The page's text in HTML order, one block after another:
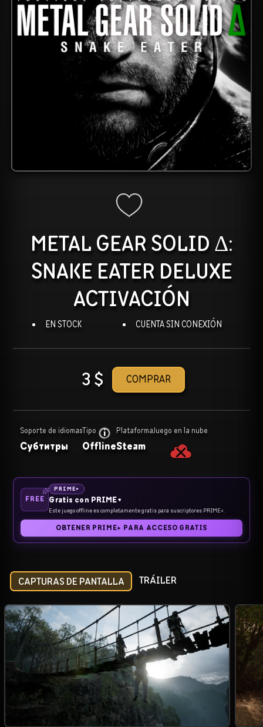
METAL GEAR SOLID Δ:
SNAKE EATER DELUXE
ACTIVACIÓN
EN STOCK CUENTA SIN CONEXIÓN
COMPRAR
3 $
Soporte de idiomas
Субтитры
Tipo
Offline
Plataforma
Steam
Juego en la nube
FREE
PRIME+
Gratis con PRIME+
Este juego offline es completamente gratis para suscriptores PRIME+.
OBTENER PRIME+ PARA ACCESO GRATIS
CAPTURAS DE PANTALLA TRÁILER